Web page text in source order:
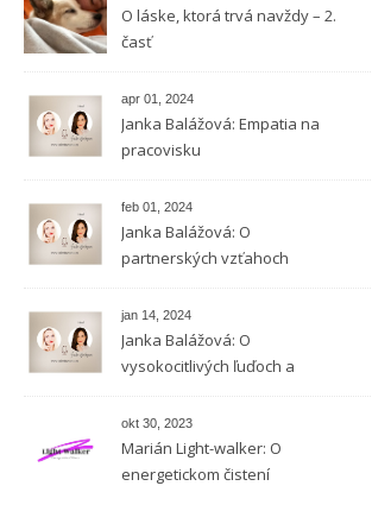
O láske, ktorá trvá navždy – 2.
časť
apr 01, 2024
Janka Balážová: Empatia na
pracovisku
feb 01, 2024
Janka Balážová: O
partnerských vzťahoch
jan 14, 2024
Janka Balážová: O
vysokocitlivých ľuďoch a
okt 30, 2023
Marián Light-walker: O
energetickom čistení